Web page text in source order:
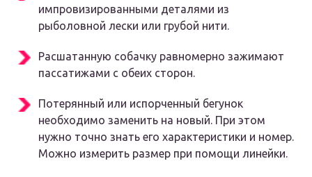
импровизированными деталями из
рыболовной лески или грубой нити.
Расшатанную собачку равномерно зажимают
пассатижами с обеих сторон.
Потерянный или испорченный бегунок
необходимо заменить на новый. При этом
нужно точно знать его характеристики и номер.
Можно измерить размер при помощи линейки.